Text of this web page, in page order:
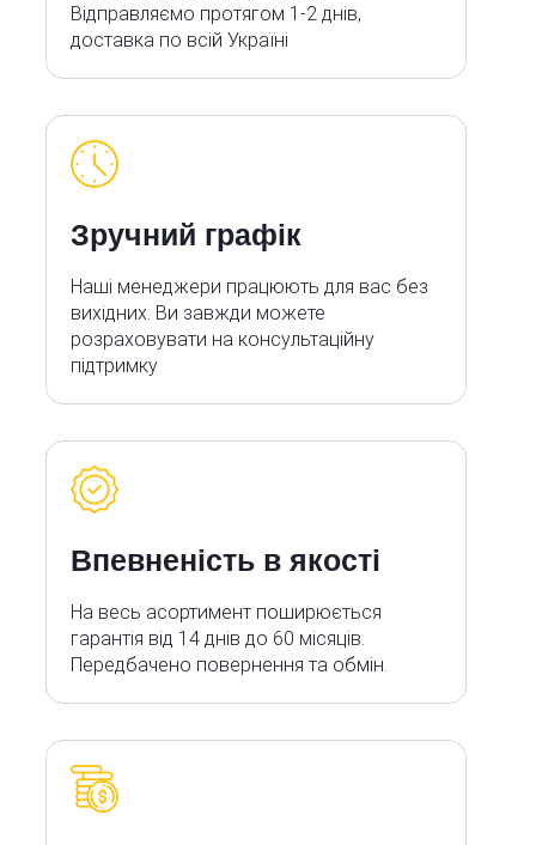
Відправляємо протягом 1-2 днів,
доставка по всій Україні
Зручний графік
Наші менеджери працюють для вас без
вихідних. Ви завжди можете
розраховувати на консультаційну
підтримку
Впевненість в якості
На весь асортимент поширюється
гарантія від 14 днів до 60 місяців.
Передбачено повернення та обмін.